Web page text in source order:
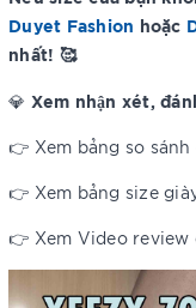
Duyet Fashion hoặc
nhất! 🥰
💎 Xem nhận xét,
👉 Xem bảng so
👉 Xem bảng size
👉 Xem Video